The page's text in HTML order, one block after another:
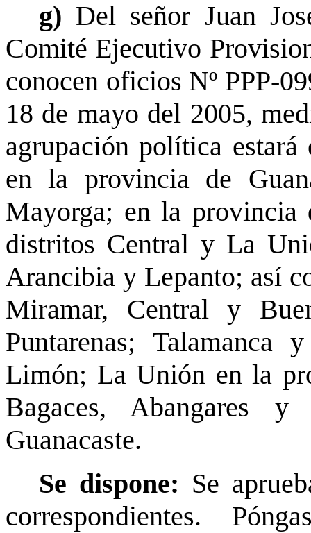
g) Del señor Juan
Comité Ejecutivo
conocen oficios Nº PPP-
18 de mayo del 2005,
agrupación política estará
en la provincia de
Mayorga; en la provincia
distritos Central y La
Arancibia y Lepanto; así
Miramar, Central y
Puntarenas;
Limón; La Unión en la
Bagaces, Abangares
Guanacaste.
Se dispone: Se
correspondientes.